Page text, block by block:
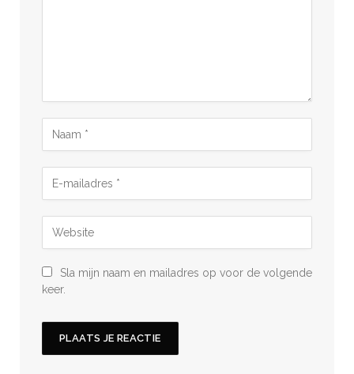
Sla mijn naam en mailadres op voor de volgende
keer.